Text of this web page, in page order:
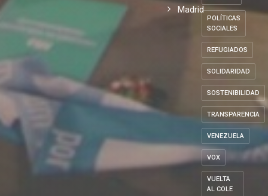
Madrid
POLÍTICAS
SOCIALES
REFUGIADOS
SOLIDARIDAD
SOSTENIBILIDAD
TRANSPARENCIA
VENEZUELA
VOX
VUELTA
AL COLE